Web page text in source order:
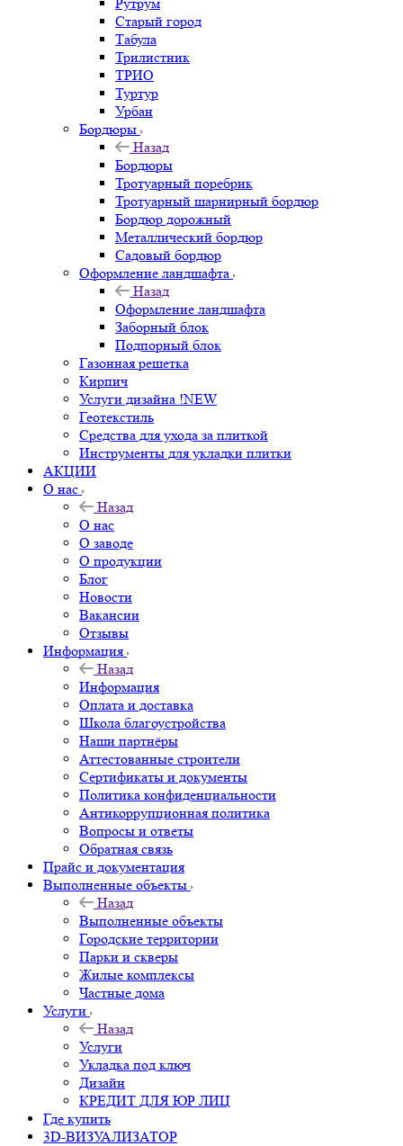
Старый город
Табула
Трилистник
ТРИО
Туртур
Урбан
Бордюры
Назад
Бордюры
Тротуарный поребрик
Тротуарный шарнирный бордюр
Бордюр дорожный
Металлический бордюр
Садовый бордюр
Оформление ландшафта
Назад
Оформление ландшафта
Заборный блок
Подпорный блок
Газонная решетка
Кирпич
Услуги дизайна !NEW
Геотекстиль
Средства для ухода за плиткой
Инструменты для укладки плитки
АКЦИИ
О нас
Назад
О нас
О заводе
О продукции
Блог
Новости
Вакансии
Отзывы
Информация
Назад
Информация
Оплата и доставка
Школа благоустройства
Наши партнёры
Аттестованные строители
Сертификаты и документы
Политика конфиденциальности
Антикоррупционная политика
Вопросы и ответы
Обратная связь
Прайс и документация
Выполненные объекты
Назад
Выполненные объекты
Городские территории
Парки и скверы
Жилые комплексы
Частные дома
Услуги
Назад
Услуги
Укладка под ключ
Дизайн
КРЕДИТ ДЛЯ ЮР ЛИЦ
Где купить
3D-ВИЗУАЛИЗАТОР